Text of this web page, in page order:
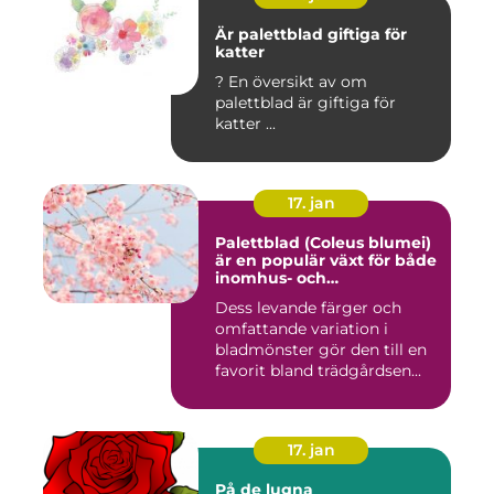
Är palettblad giftiga för
katter
? En översikt av om
palettblad är giftiga för
katter ...
17. jan
Palettblad (Coleus blumei)
är en populär växt för både
inomhus- och
Dess levande färger och
omfattande variation i
bladmönster gör den till en
favorit bland trädgårdsen...
17. jan
På de lugna